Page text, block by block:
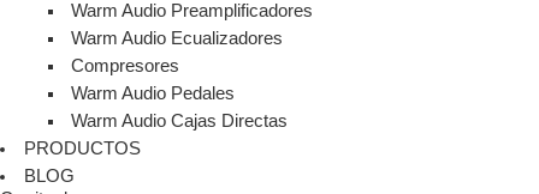
Warm Audio Preamplificadores
Warm Audio Ecualizadores
Compresores
Warm Audio Pedales
Warm Audio Cajas Directas
PRODUCTOS
BLOG